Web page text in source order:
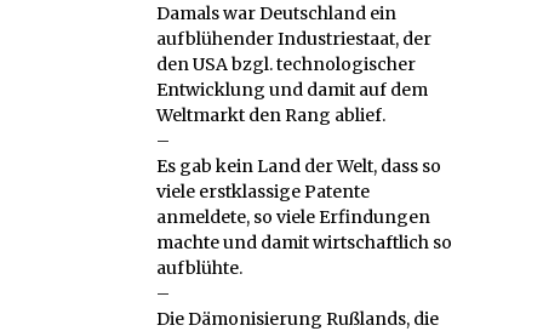
Damals war Deutschland ein
aufblühender Industriestaat, der
den USA bzgl. technologischer
Entwicklung und damit auf dem
Weltmarkt den Rang ablief.
–
Es gab kein Land der Welt, dass so
viele erstklassige Patente
anmeldete, so viele Erfindungen
machte und damit wirtschaftlich so
aufblühte.
–
Die Dämonisierung Rußlands, die